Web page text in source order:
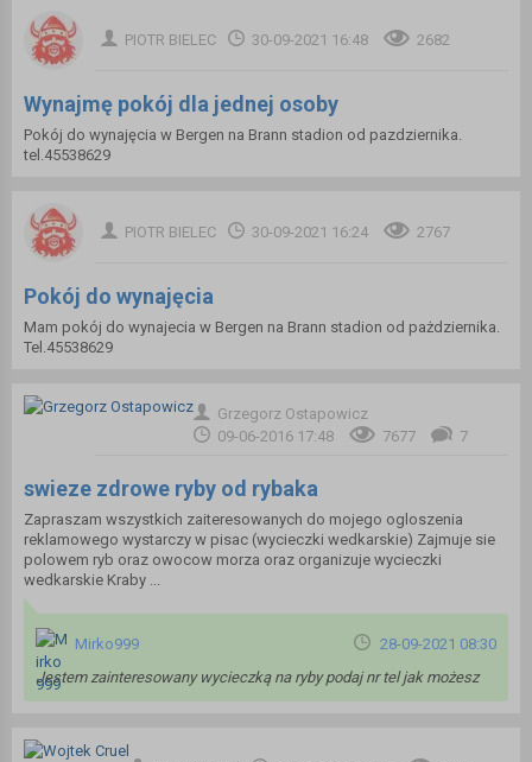
PIOTR BIELEC 30-09-2021 16:48 2682
Wynajmę pokój dla jednej osoby
Pokój do wynajęcia w Bergen na Brann stadion od pazdziernika.
tel.45538629
PIOTR BIELEC 30-09-2021 16:24 2767
Pokój do wynajęcia
Mam pokój do wynajecia w Bergen na Brann stadion od pażdziernika.
Tel.45538629
Grzegorz Ostapowicz
09-06-2016 17:48
7677 7
swieze zdrowe ryby od rybaka
Zapraszam wszystkich zaiteresowanych do mojego ogloszenia
reklamowego wystarczy w pisac (wycieczki wedkarskie) Zajmuje sie
polowem ryb oraz owocow morza oraz organizuje wycieczki
wedkarskie Kraby ...
Mirko999
28-09-2021 08:30
Jestem zainteresowany wycieczką na ryby podaj nr tel jak możesz